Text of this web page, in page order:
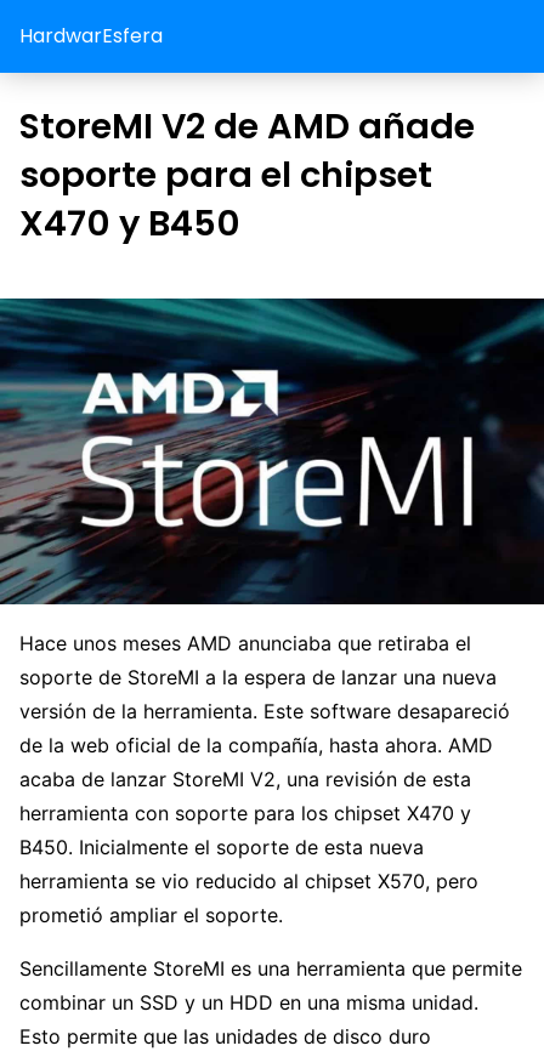
HardwarEsfera
StoreMI V2 de AMD añade
soporte para el chipset
X470 y B450
Hace unos meses AMD anunciaba que retiraba el
soporte de StoreMI a la espera de lanzar una nueva
versión de la herramienta. Este software desapareció
de la web oficial de la compañía, hasta ahora. AMD
acaba de lanzar StoreMI V2, una revisión de esta
herramienta con soporte para los chipset X470 y
B450. Inicialmente el soporte de esta nueva
herramienta se vio reducido al chipset X570, pero
prometió ampliar el soporte.
Sencillamente StoreMI es una herramienta que permite
combinar un SSD y un HDD en una misma unidad.
Esto permite que las unidades de disco duro